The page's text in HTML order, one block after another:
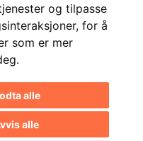
og tilpasse
, for å
som er mer
.
alle
alle